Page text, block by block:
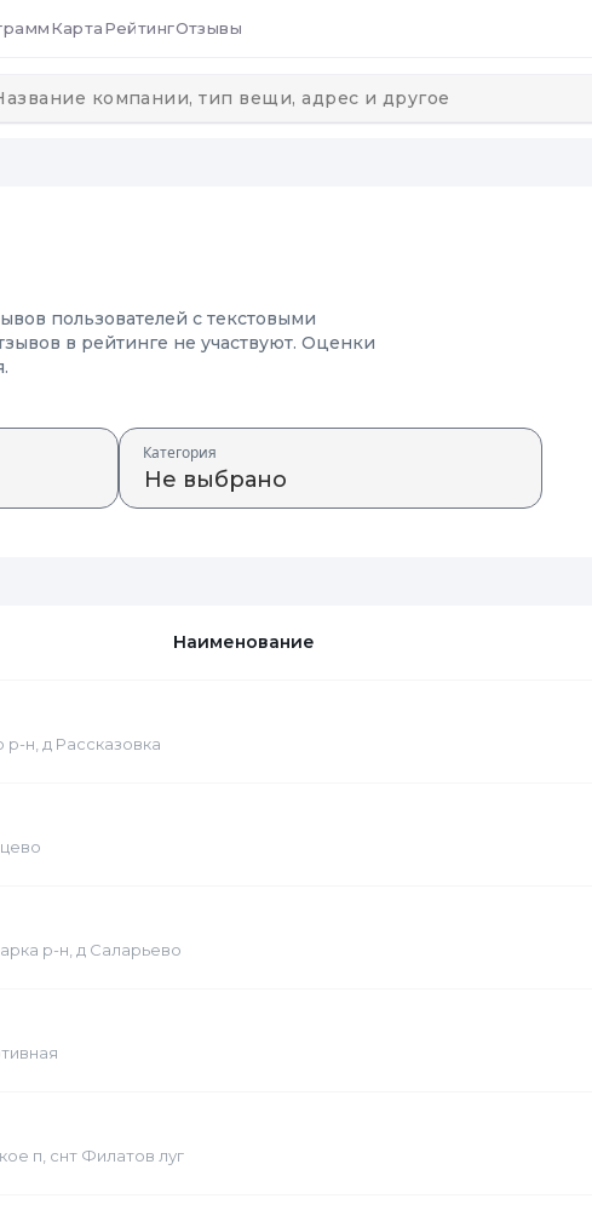
КартаРейтингОтзывы
пользователей с текстовыми
в рейтинге не участвуют. Оценки
Категория
Наименование
р-н, д Рассказовка
р-н, д Саларьево
п, снт Филатов луг